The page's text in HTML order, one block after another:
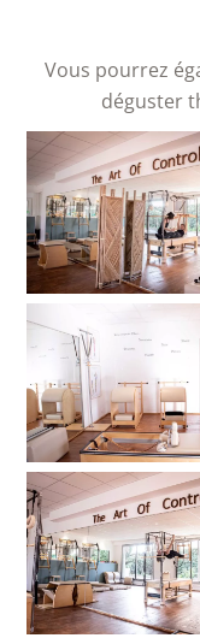
Vous pourrez
déguster